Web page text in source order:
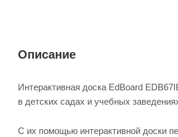
Описание
Интерактивная доска EdBoard
в детских садах и учебных
С их помощью интерактивной доски